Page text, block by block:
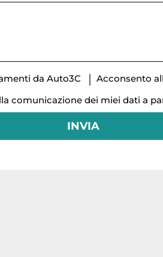
da Auto3C
Acconsento
comunicazione dei miei dati a
INVIA